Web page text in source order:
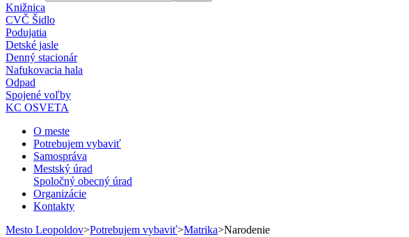
Knižnica
CVČ Šidlo
Podujatia
Detské jasle
Denný stacionár
Nafukovacia hala
Odpad
Spojené voľby
KC OSVETA
O meste
Potrebujem vybaviť
Samospráva
Mestský úrad
Spoločný obecný úrad
Organizácie
Kontakty
Mesto Leopoldov>Potrebujem vybaviť>Matrika>Narodenie